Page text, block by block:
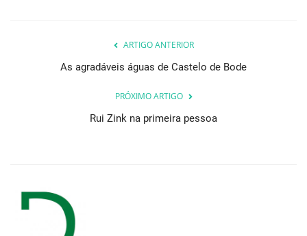
ARTIGO ANTERIOR
As agradáveis águas de Castelo de Bode
PRÓXIMO ARTIGO
Rui Zink na primeira pessoa